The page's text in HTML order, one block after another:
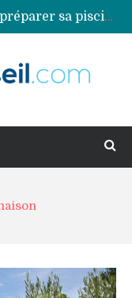
Comment préparer sa piscine pour une période prolongée d’inutilisation ?
Découvrez les principales sources de magnésium